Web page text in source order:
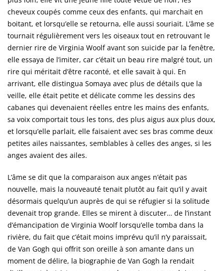
cheveux coupés comme ceux des enfants, qui marchait en
boitant, et lorsqu’elle se retourna, elle aussi souriait. L’âme se
tournait régulièrement vers les oiseaux tout en retrouvant le
dernier rire de Virginia Woolf avant son suicide par la fenêtre,
elle essaya de l’imiter, car c’était un beau rire malgré tout, un
rire qui méritait d’être raconté, et elle savait à qui. En
arrivant, elle distingua Somaya avec plus de détails que la
veille, elle était petite et délicate comme les dessins des
cabanes qui devenaient réelles entre les mains des enfants,
sa voix comportait tous les tons, des plus aigus aux plus doux,
et lorsqu’elle parlait, elle faisaient avec ses bras comme deux
petites ailes naissantes, semblables à celles des anges, si les
anges avaient des ailes.
L’âme se dit que la comparaison aux anges n’était pas
nouvelle, mais la nouveauté tenait plutôt au fait qu’il y avait
désormais quelqu’un auprès de qui se réfugier si la solitude
devenait trop grande. Elles se mirent à discuter… de l’instant
d’émancipation de Virginia Woolf lorsqu’elle tomba dans la
rivière, du fait que c’était moins imprévu qu’il n’y paraissait,
de Van Gogh qui offrit son oreille à son amante dans un
moment de délire, la biographie de Van Gogh la rendait